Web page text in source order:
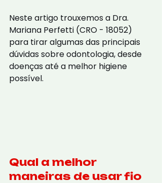
Neste artigo trouxemos a Dra.
Mariana Perfetti (CRO - 18052)
para tirar algumas das principais
dúvidas sobre odontologia, desde
doenças até a melhor higiene
possível.
Qual a melhor
maneiras de usar fio